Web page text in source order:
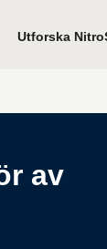
Utforska
av